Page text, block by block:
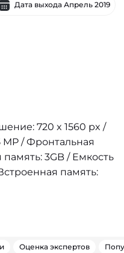
Дата выхода Апрель 2019
720 x 1560 px /
MP / Фронтальная
3GB / Емкость
память:
Оценка экспертов